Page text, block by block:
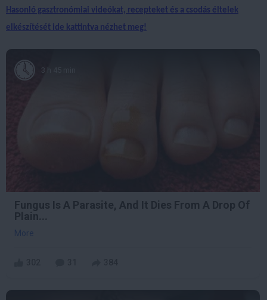
Hasonló gasztronómiai videókat, recepteket és a csodás éltelek
elkészítését ide kattintva nézhet meg!
3 h 45 min
Fungus Is A Parasite, And It Dies From A Drop Of
Plain...
More